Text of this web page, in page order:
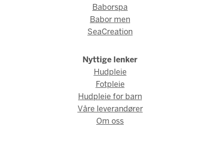
Baborspa
Babor men
SeaCreation
Nyttige lenker
Hudpleie
Fotpleie
Hudpleie for barn
Våre leverandører
Om oss